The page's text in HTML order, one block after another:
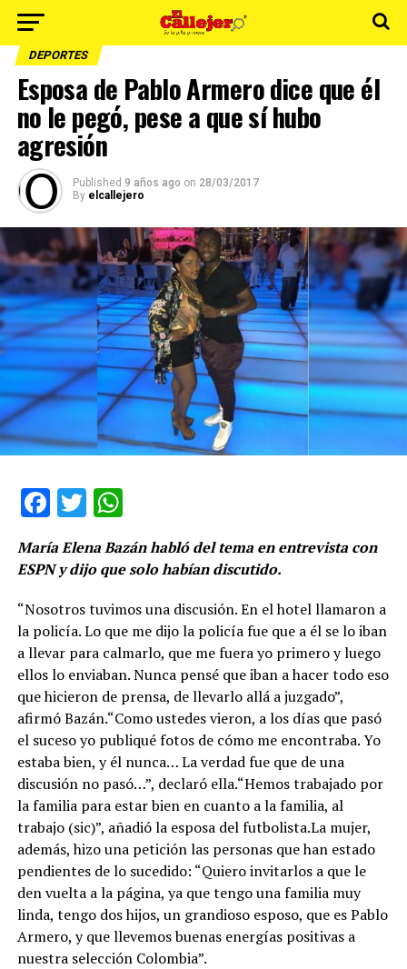
DEPORTES
Esposa de Pablo Armero dice que él
no le pegó, pese a que sí hubo
agresión
Published 9 años ago on 28/03/2017
By elcallejero
Facebook
TwitterWhatsApp
María Elena Bazán habló del tema en entrevista con
ESPN y dijo que solo habían discutido.
“Nosotros tuvimos una discusión. En el hotel llamaron a
la policía. Lo que me dijo la policía fue que a él se lo iban
a llevar para calmarlo, que me fuera yo primero y luego
ellos lo enviaban. Nunca pensé que iban a hacer todo eso
que hicieron de prensa, de llevarlo allá a juzgado”,
afirmó Bazán.“Como ustedes vieron, a los días que pasó
el suceso yo publiqué fotos de cómo me encontraba. Yo
estaba bien, y él nunca… La verdad fue que de una
discusión no pasó…”, declaró ella.“Hemos trabajado por
la familia para estar bien en cuanto a la familia, al
trabajo (sic)”, añadió la esposa del futbolista.La mujer,
además, hizo una petición las personas que han estado
pendientes de lo sucedido: “Quiero invitarlos a que le
den vuelta a la página, ya que tengo una familia muy
linda, tengo dos hijos, un grandioso esposo, que es Pablo
Armero, y que llevemos buenas energías positivas a
nuestra selección Colombia”.